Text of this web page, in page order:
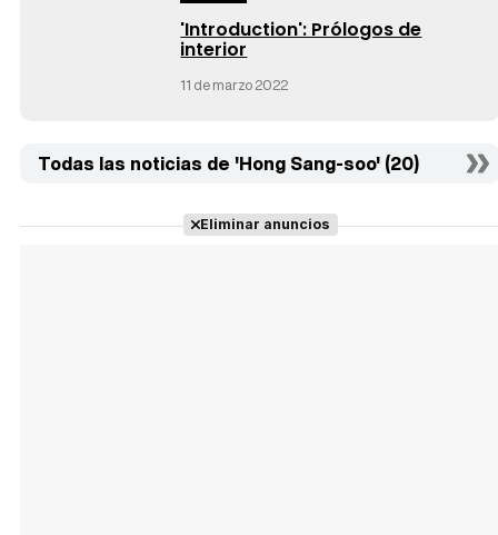
'Introduction': Prólogos de
interior
11 de marzo 2022
Todas las noticias de 'Hong Sang-soo' (20)
Eliminar anuncios